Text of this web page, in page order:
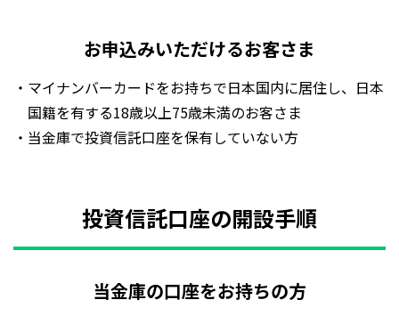
お申込みいただけるお客さま
・マイナンバーカードをお持ちで日本国内に居住し、日本
国籍を有する18歳以上75歳未満のお客さま
・当金庫で投資信託口座を保有していない方
投資信託口座の開設手順
当金庫の口座をお持ちの方